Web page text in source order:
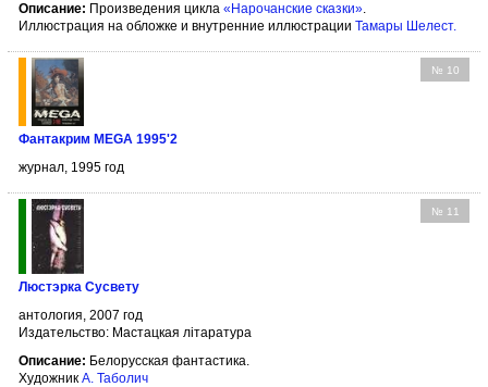
Описание: Произведения цикла «Нарочанские сказки».
Иллюстрация на обложке и внутренние иллюстрации Тамары Шелест.
№ 10
Фантакрим MEGA 1995'2
журнал, 1995 год
№ 11
Люстэрка Сусвету
антология, 2007 год
Издательство: Мастацкая літаратура
Описание: Белорусская фантастика.
Художник А. Таболич